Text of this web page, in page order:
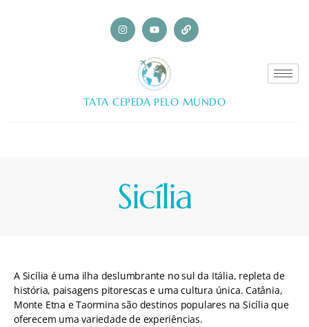
TATA CEPEDA PELO MUNDO
Sicília
A Sicília é uma ilha deslumbrante no sul da Itália, repleta de
história, paisagens pitorescas e uma cultura única. Catânia,
Monte Etna e Taormina são destinos populares na Sicília que
oferecem uma variedade de experiências.